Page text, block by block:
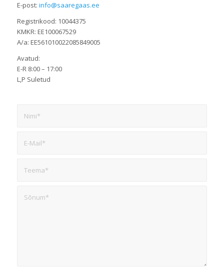
E-post: info@saaregaas.ee
Registrikood: 10044375
KMKR: EE100067529
A/a: EE561010022085849005
Avatud:
E-R 8:00 – 17:00
L,P Suletud